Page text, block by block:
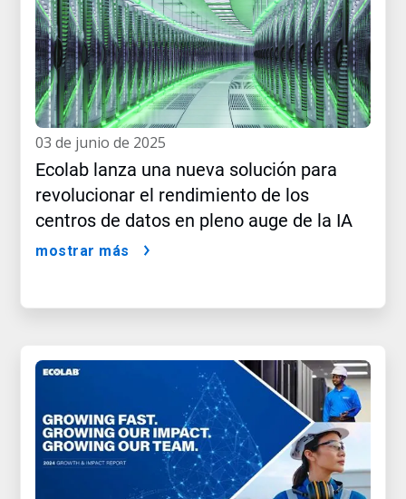
03 de junio de 2025
Ecolab lanza una nueva solución para
revolucionar el rendimiento de los
centros de datos en pleno auge de la IA
mostrar más